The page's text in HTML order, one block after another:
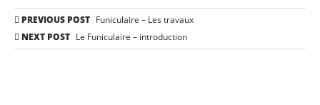
Post
navigation
PREVIOUS POST Funiculaire – Les travaux
NEXT POST Le Funiculaire – introduction